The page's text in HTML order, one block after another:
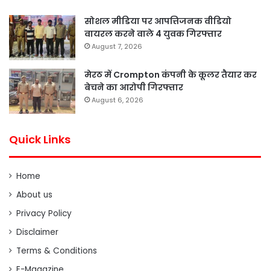
सोशल मीडिया पर आपत्तिजनक वीडियो
वायरल करने वाले 4 युवक गिरफ्तार
August 7, 2026
मेरठ में Crompton कंपनी के कूलर तैयार कर
बेचने का आरोपी गिरफ्तार
August 6, 2026
Quick Links
Home
About us
Privacy Policy
Disclaimer
Terms & Conditions